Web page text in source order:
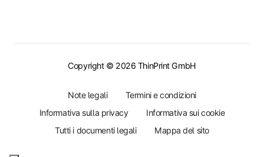
Copyright © 2026 ThinPrint GmbH
Note legali
Termini e condizioni
Informativa sulla privacy
Informativa sui cookie
Tutti i documenti legali
Mappa del sito